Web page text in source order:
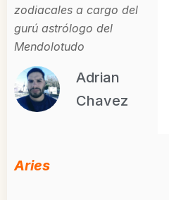
zodiacales a cargo del
gurú astrólogo del
Mendolotudo
Adrian
Chavez
Aries